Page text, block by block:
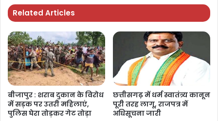
Related Articles
बीजापुर : शराब दुकान के विरोध
में सड़क पर उतरी महिलाएं,
पुलिस घेरा तोड़कर गेट तोड़ा
छत्तीसगढ़ में धर्म स्वातंत्र्य कानून
पूरी तरह लागू, राजपत्र में
अधिसूचना जारी